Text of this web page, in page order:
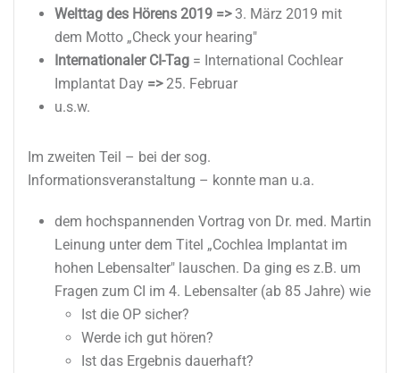
Welttag des Hörens 2019 =>3. März 2019 mit
dem Motto „Check your hearing"
Internationaler CI-Tag = International Cochlear
Implantat Day =>25. Februar
u.s.w.
Im zweiten Teil – bei der sog.
Informationsveranstaltung – konnte man u.a.
dem hochspannenden Vortrag von Dr. med. Martin
Leinung unter dem Titel „Cochlea Implantat im
hohen Lebensalter" lauschen. Da ging es z.B. um
Fragen zum CI im 4. Lebensalter (ab 85 Jahre) wie
Ist die OP sicher?
Werde ich gut hören?
Ist das Ergebnis dauerhaft?